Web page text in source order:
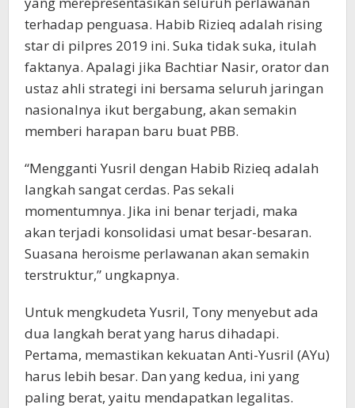
terhadap penguasa. Habib Rizieq adalah rising
star di pilpres 2019 ini. Suka tidak suka, itulah
faktanya. Apalagi jika Bachtiar Nasir, orator dan
ustaz ahli strategi ini bersama seluruh jaringan
nasionalnya ikut bergabung, akan semakin
memberi harapan baru buat PBB.
“Mengganti Yusril dengan Habib Rizieq adalah
langkah sangat cerdas. Pas sekali
momentumnya. Jika ini benar terjadi, maka
akan terjadi konsolidasi umat besar-besaran.
Suasana heroisme perlawanan akan semakin
terstruktur,” ungkapnya.
Untuk mengkudeta Yusril, Tony menyebut ada
dua langkah berat yang harus dihadapi.
Pertama, memastikan kekuatan Anti-Yusril (AYu)
harus lebih besar. Dan yang kedua, ini yang
paling berat, yaitu mendapatkan legalitas.